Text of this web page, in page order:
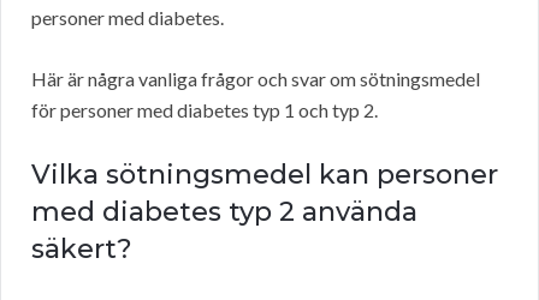
personer med diabetes.
Här är några vanliga frågor och svar om sötningsmedel
för personer med diabetes typ 1 och typ 2.
Vilka sötningsmedel kan personer
med diabetes typ 2 använda
säkert?